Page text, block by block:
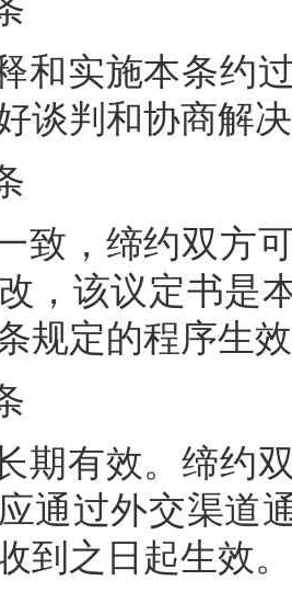
和实施本条约
谈判和协商解
致，缔约双方
，该议定书是
规定的程序生
期有效。缔约
通过外交渠道
到之日起生效。